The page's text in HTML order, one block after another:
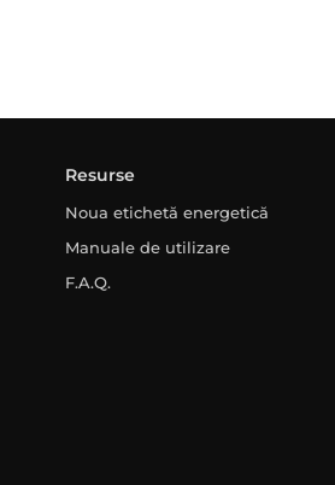
Resurse
Noua etichetă energetică
Manuale de utilizare
F.A.Q.